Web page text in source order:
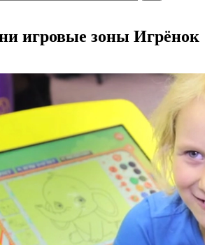
игровые зоны Игрёнок